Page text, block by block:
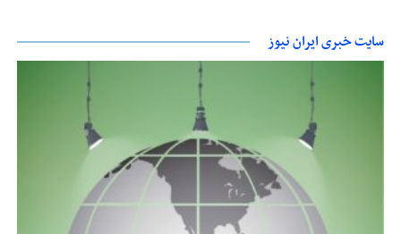
سایت خبری ایران نیوز